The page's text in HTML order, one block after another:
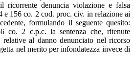
denuncia violazione e falsa
e 156 co. 2 cod. proc. civ. in relazione ai
formulando il seguente quesito:
co. 2 c.p.c. la sentenza che, ritenute
al danno denunciato nel ricorso
nel merito per infondatezza invece di